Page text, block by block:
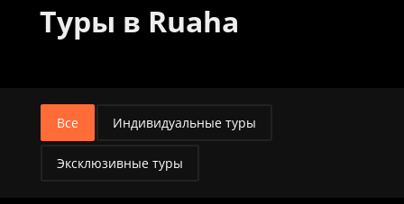
Туры в Ruaha
Все Индивидуальные туры
Эксклюзивные туры